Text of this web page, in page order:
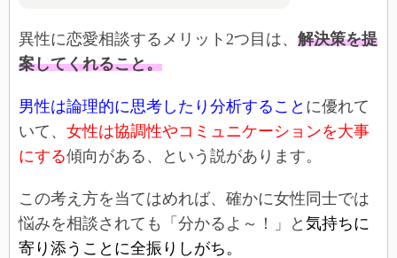
異性に恋愛相談するメリット2つ目は、 解決策を提
案してくれること。
男性は論理的に思考したり分析すること に優れて
いて、 女性は協調性やコミュニケーションを大事
にする傾向がある、という説があります。
この考え方を当てはめれば、確かに女性同士では
悩みを相談されても「分かるよ～！」と 気持ちに
寄り添うことに全振りしがち。